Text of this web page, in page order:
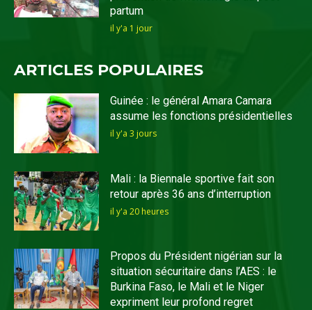
partum
il y'a 1 jour
ARTICLES POPULAIRES
Guinée : le général Amara Camara
assume les fonctions présidentielles
il y'a 3 jours
Mali : la Biennale sportive fait son
retour après 36 ans d’interruption
il y'a 20 heures
Propos du Président nigérian sur la
situation sécuritaire dans l’AES : le
Burkina Faso, le Mali et le Niger
expriment leur profond regret